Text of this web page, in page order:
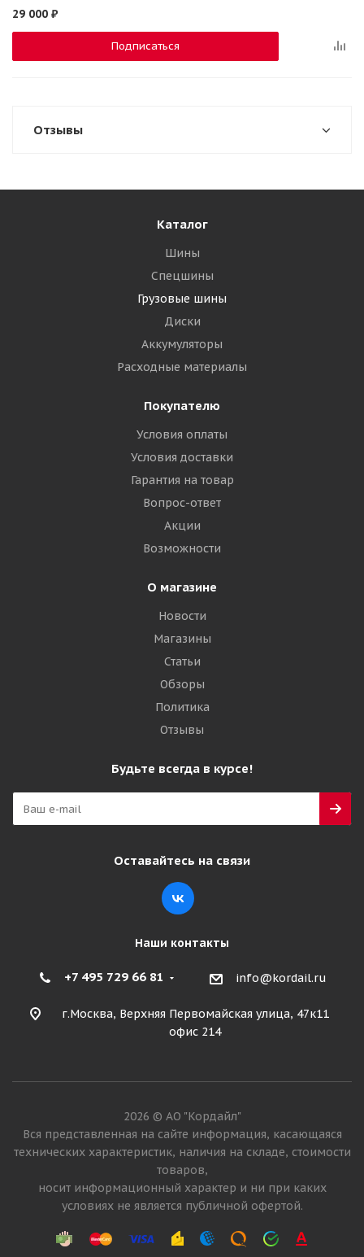
29 000 ₽
Подписаться
Отзывы
Каталог
Шины
Спецшины
Грузовые шины
Диски
Аккумуляторы
Расходные материалы
Покупателю
Условия оплаты
Условия доставки
Гарантия на товар
Вопрос-ответ
Акции
Возможности
О магазине
Новости
Магазины
Статьи
Обзоры
Политика
Отзывы
Будьте всегда в курсе!
Оставайтесь на связи
Наши контакты
+7 495 729 66 81 info@kordail.ru
г.Москва, Верхняя Первомайская улица, 47к11
офис 214
2026 © АО "Кордайл"
Вся представленная на сайте информация, касающаяся
технических характеристик, наличия на складе, стоимости
товаров,
носит информационный характер и ни при каких
условиях не является публичной офертой.